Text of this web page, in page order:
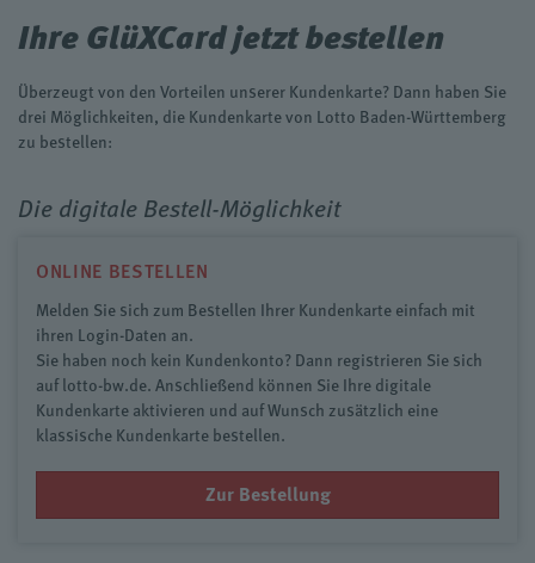
Ihre GlüXCard jetzt bestellen
Überzeugt von den Vorteilen unserer Kundenkarte? Dann haben Sie
drei Möglichkeiten, die Kundenkarte von Lotto Baden-Württemberg
zu bestellen:
Die digitale Bestell-Möglichkeit
ONLINE BESTELLEN
Melden Sie sich zum Bestellen Ihrer Kundenkarte einfach mit
ihren Login-Daten an.
Sie haben noch kein Kundenkonto? Dann registrieren Sie sich
auf lotto-bw.de. Anschließend können Sie Ihre digitale
Kundenkarte aktivieren und auf Wunsch zusätzlich eine
klassische Kundenkarte bestellen.
Zur Bestellung